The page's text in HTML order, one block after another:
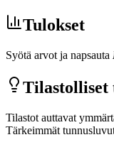
Tulokset
Syötä arvot ja napsauta
Tilastolliset
Tilastot auttavat
Tärkeimmät